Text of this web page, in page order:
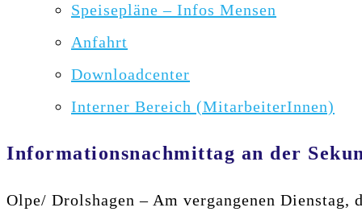
Speisepläne – Infos Mensen
Anfahrt
Downloadcenter
Interner Bereich (MitarbeiterInnen)
Informationsnachmittag an der
Olpe/ Drolshagen – Am vergangenen